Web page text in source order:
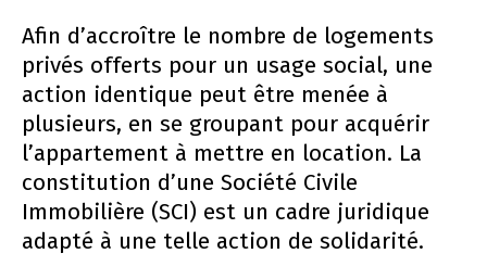
Afin d’accroître le nombre de logements
privés offerts pour un usage social, une
action identique peut être menée à
plusieurs, en se groupant pour acquérir
l’appartement à mettre en location. La
constitution d’une Société Civile
Immobilière (SCI) est un cadre juridique
adapté à une telle action de solidarité.